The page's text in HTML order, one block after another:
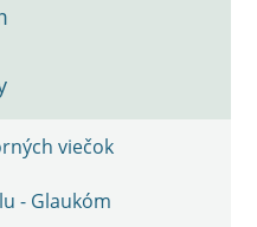
viečok
- Glaukóm